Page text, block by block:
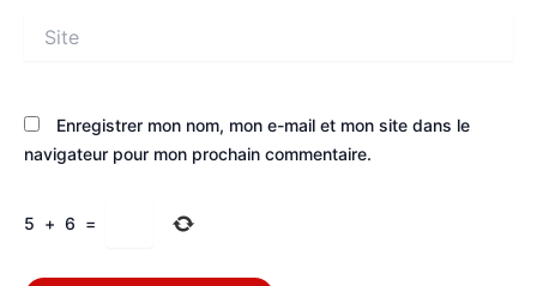
Enregistrer mon nom, mon e-mail et mon site dans le
navigateur pour mon prochain commentaire.
5 + 6 =